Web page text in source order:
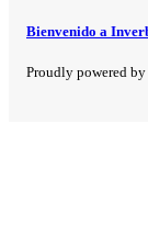
Bienvenido a
Proudly powered by